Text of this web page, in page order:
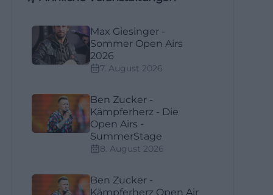
Max Giesinger -
Sommer Open Airs
2026
7. August 2026
Ben Zucker -
Kämpferherz - Die
Open Airs -
SummerStage
8. August 2026
Ben Zucker -
Kämpferherz Open Air